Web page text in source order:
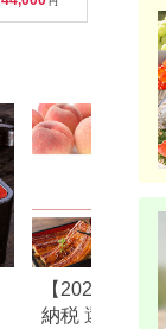
治27年
業 国産
長炭 送
し サイ
レビ紹
【2026年版】
納税 還元率